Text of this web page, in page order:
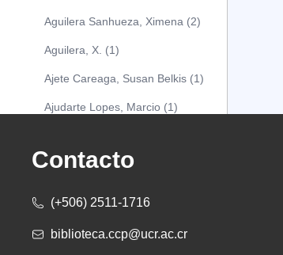
Aguilera Sanhueza, Ximena (2)
Aguilera, X. (1)
Ajete Careaga, Susan Belkis (1)
Ajudarte Lopes, Marcio (1)
(1)
Albareda Tiana (1)
Alcócer Alfaro, Diana (1)
Contacto
(+506) 2511-1716
biblioteca.ccp@ucr.ac.cr